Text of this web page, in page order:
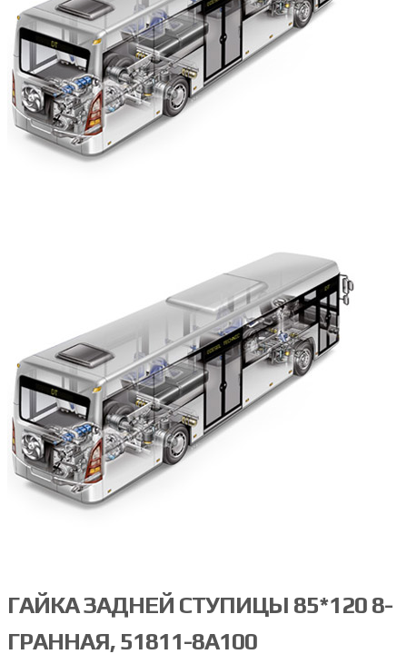
ГАЙКА ЗАДНЕЙ СТУПИЦЫ 85*120 8-
ГРАННАЯ, 51811-8A100